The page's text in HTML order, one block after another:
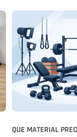
QUE MATERIAL